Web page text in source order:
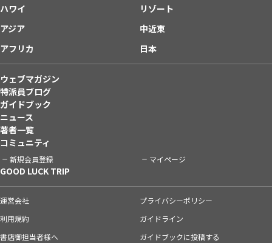
ハワイ
リゾート
アジア
中近東
アフリカ
日本
ウェブマガジン
特派員ブログ
ガイドブック
ニュース
著者一覧
コミュニティ
新規会員登録 マイページ
GOOD LUCK TRIP
運営会社
プライバシーポリシー
利用規約
ガイドライン
書店御担当者様へ
ガイドブックに投稿する